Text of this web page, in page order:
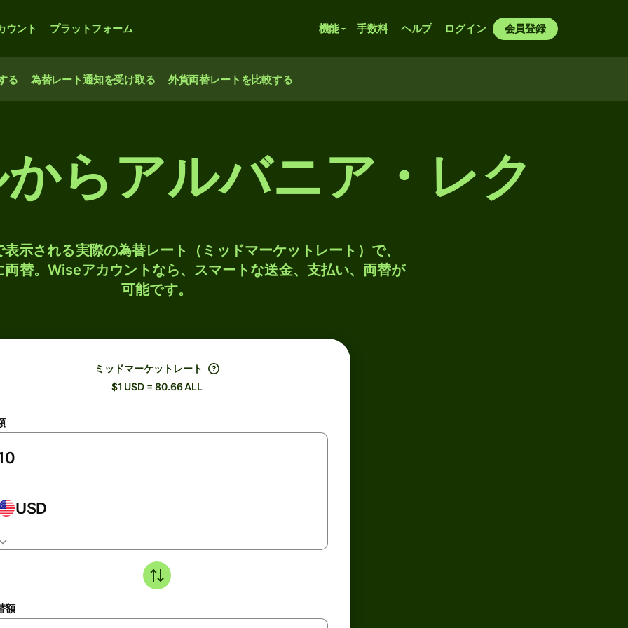
ウント プラットフォーム 機能 手数料 ヘルプ ログイン 会員登録
る 為替レート通知を受け取る 外貨両替レートを比較する
らアルバニア・レク
示される実際の為替レート（ミッドマーケットレート）で、
両替。Wiseアカウントなら、スマートな送金、支払い、両替が
可能です。
ミッドマーケットレート
$1 USD = 80.66 ALL
USD
額